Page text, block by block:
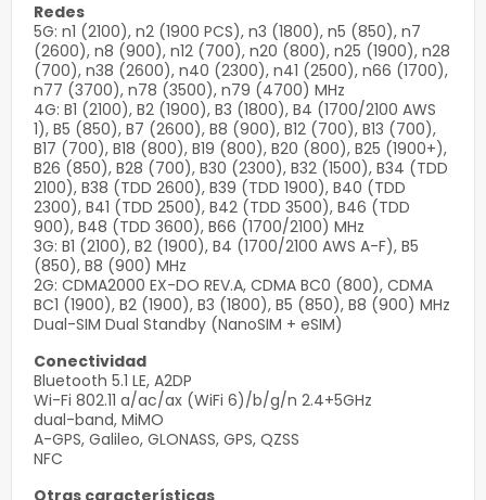
Redes
5G: n1 (2100), n2 (1900 PCS), n3 (1800), n5 (850), n7
(2600), n8 (900), n12 (700), n20 (800), n25 (1900), n28
(700), n38 (2600), n40 (2300), n41 (2500), n66 (1700),
n77 (3700), n78 (3500), n79 (4700) MHz
4G: B1 (2100), B2 (1900), B3 (1800), B4 (1700/2100 AWS
1), B5 (850), B7 (2600), B8 (900), B12 (700), B13 (700),
B17 (700), B18 (800), B19 (800), B20 (800), B25 (1900+),
B26 (850), B28 (700), B30 (2300), B32 (1500), B34 (TDD
2100), B38 (TDD 2600), B39 (TDD 1900), B40 (TDD
2300), B41 (TDD 2500), B42 (TDD 3500), B46 (TDD
900), B48 (TDD 3600), B66 (1700/2100) MHz
3G: B1 (2100), B2 (1900), B4 (1700/2100 AWS A-F), B5
(850), B8 (900) MHz
2G: CDMA2000 EX-DO REV.A, CDMA BC0 (800), CDMA
BC1 (1900), B2 (1900), B3 (1800), B5 (850), B8 (900) MHz
Dual-SIM Dual Standby (NanoSIM + eSIM)
Conectividad
Bluetooth 5.1 LE, A2DP
Wi-Fi 802.11 a/ac/ax (WiFi 6)/b/g/n 2.4+5GHz
dual-band, MiMO
A-GPS, Galileo, GLONASS, GPS, QZSS
NFC